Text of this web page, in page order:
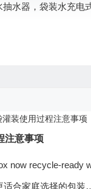
抽水器，袋装水充电
注意事项
ready with Liquibox
家庭选择的包装饮用水